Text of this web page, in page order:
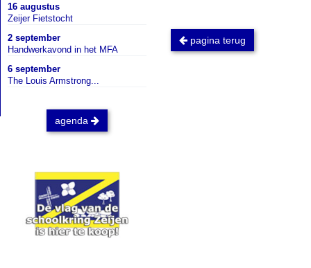
16 augustus
Zeijer Fietstocht
2 september
Handwerkavond in het MFA
6 september
The Louis Armstrong...
agenda
pagina terug